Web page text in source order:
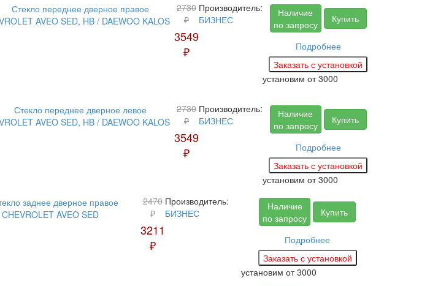
2730
₽
3549
₽
Производитель:
БИЗНЕС
Наличие
по запросу
Купить
Подробнее
установим от 3000
2730
₽
3549
₽
Производитель:
БИЗНЕС
Наличие
по запросу
Купить
Подробнее
установим от 3000
2470
₽
3211
₽
Производитель:
БИЗНЕС
Наличие
по запросу
Купить
Подробнее
установим от 3000